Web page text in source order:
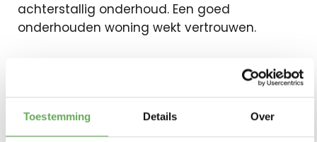
Toestemming Details Over
achterstallig onderhoud. Een goed
onderhouden woning wekt vertrouwen.
visitekaartje